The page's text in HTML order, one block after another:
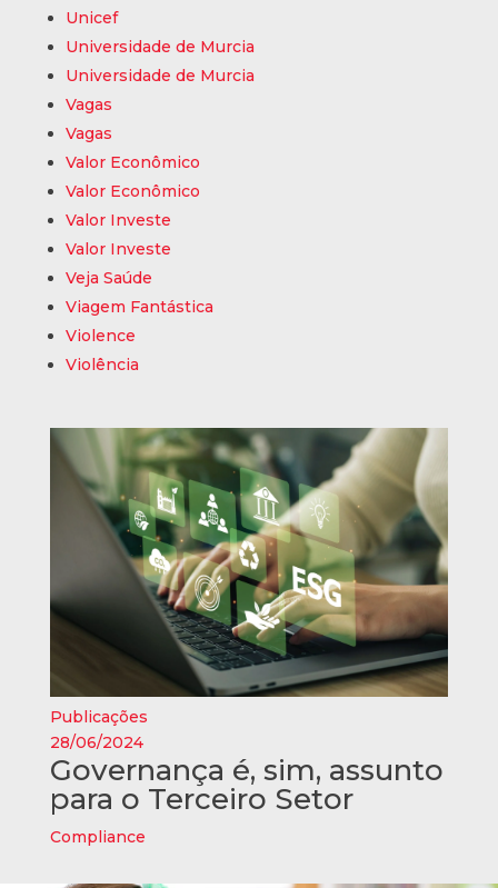
Unicef
Universidade de Murcia
Universidade de Murcia
Vagas
Vagas
Valor Econômico
Valor Econômico
Valor Investe
Valor Investe
Veja Saúde
Viagem Fantástica
Violence
Violência
Publicações
28/06/2024
Governança é, sim, assunto
para o Terceiro Setor
Compliance